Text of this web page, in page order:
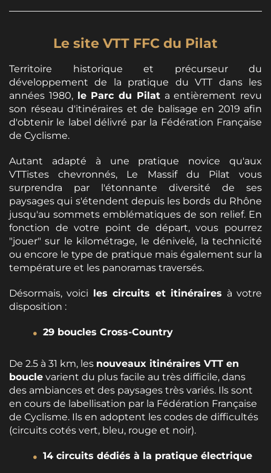
Le site VTT FFC du Pilat
Territoire historique et précurseur du
développement de la pratique du VTT dans les
années 1980, le Parc du Pilata entièrement revu
son réseau d'itinéraires et de balisage en 2019 afin
d'obtenir le label délivré par la Fédération Française
de Cyclisme.
Autant adapté à une pratique novice qu'aux
VTTistes chevronnés, Le Massif du Pilat vous
surprendra par l'étonnante diversité de ses
paysages qui s'étendent depuis les bords du Rhône
jusqu'au sommets emblématiques de son relief. En
fonction de votre point de départ, vous pourrez
"jouer" sur le kilométrage, le dénivelé, la technicité
ou encore le type de pratique mais également sur la
température et les panoramas traversés.
Désormais, voici les circuits et itinéraires à votre
disposition :
29 boucles Cross-Country
De 2.5 à 31 km, les nouveaux itinéraires VTT en
boucle varient du plus facile au très difficile, dans
des ambiances et des paysages très variés. Ils sont
en cours de labellisation par la Fédération Française
de Cyclisme. Ils en adoptent les codes de difficultés
(circuits cotés vert, bleu, rouge et noir).
14 circuits dédiés à la pratique électrique